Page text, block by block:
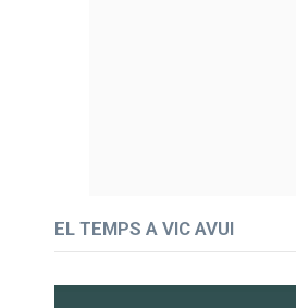
EL TEMPS A VIC AVUI